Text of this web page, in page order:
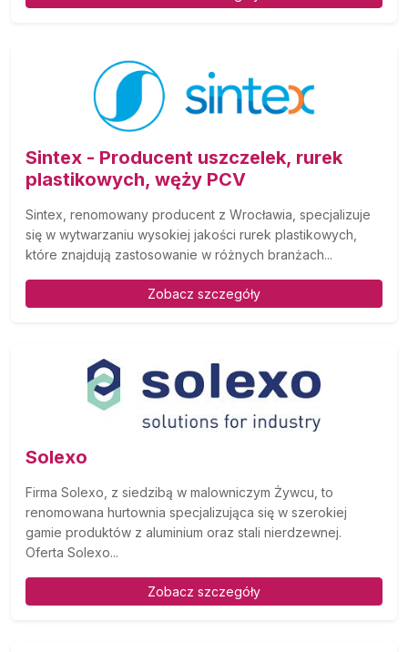
Sintex - Producent uszczelek, rurek
plastikowych, węży PCV
Sintex, renomowany producent z Wrocławia, specjalizuje
się w wytwarzaniu wysokiej jakości rurek plastikowych,
które znajdują zastosowanie w różnych branżach...
Zobacz szczegóły
Solexo
Firma Solexo, z siedzibą w malowniczym Żywcu, to
renomowana hurtownia specjalizująca się w szerokiej
gamie produktów z aluminium oraz stali nierdzewnej.
Oferta Solexo...
Zobacz szczegóły